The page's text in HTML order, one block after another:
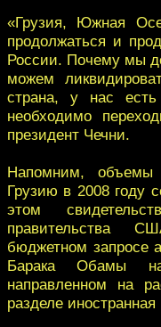
«Грузия, Южная
продолжаться и
России. Почему мы
можем
страна, у нас
необходимо
президент Чечни.
Напомним,
Грузию в 2008 году
этом
правительства
бюджетном запросе
Барака Обамы
направленном на
разделе